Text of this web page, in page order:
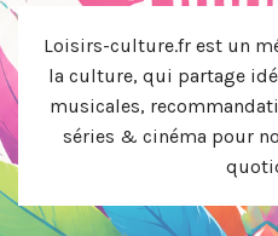
Loisirs-culture.fr est un
la culture, qui partage
musicales,
séries & cinéma pour